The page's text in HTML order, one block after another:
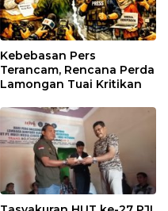
Kebebasan Pers
Terancam, Rencana Perda
Lamongan Tuai Kritikan